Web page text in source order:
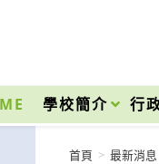
學校簡介 行
首頁 > 最新消息